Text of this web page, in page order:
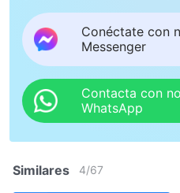
Conéctate con
Messenger
Contacta con
WhatsApp
Similares 4/67